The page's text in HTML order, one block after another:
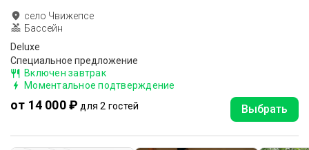
село Чвижепсе
Бассейн
Deluxe
Специальное предложение
Включен завтрак
Моментальное подтверждение
от 14 000 ₽ для 2 гостей Выбрать